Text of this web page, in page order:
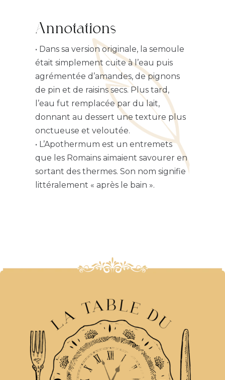
Annotations
• Dans sa version originale, la semoule
était simplement cuite à l’eau puis
agrémentée d’amandes, de pignons
de pin et de raisins secs. Plus tard,
l’eau fut remplacée par du lait,
donnant au dessert une texture plus
onctueuse et veloutée.
• L’Apothermum est un entremets
que les Romains aimaient savourer en
sortant des thermes. Son nom signifie
littéralement « après le bain ».